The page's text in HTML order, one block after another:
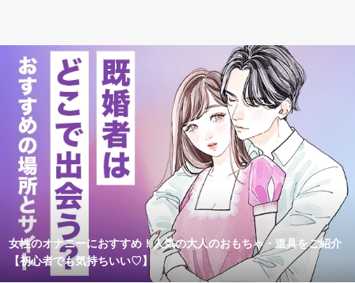
女性のオナニーにおすすめ！人気の大人のおもちゃ・道具をご紹介
【初心者でも気持ちいい♡】